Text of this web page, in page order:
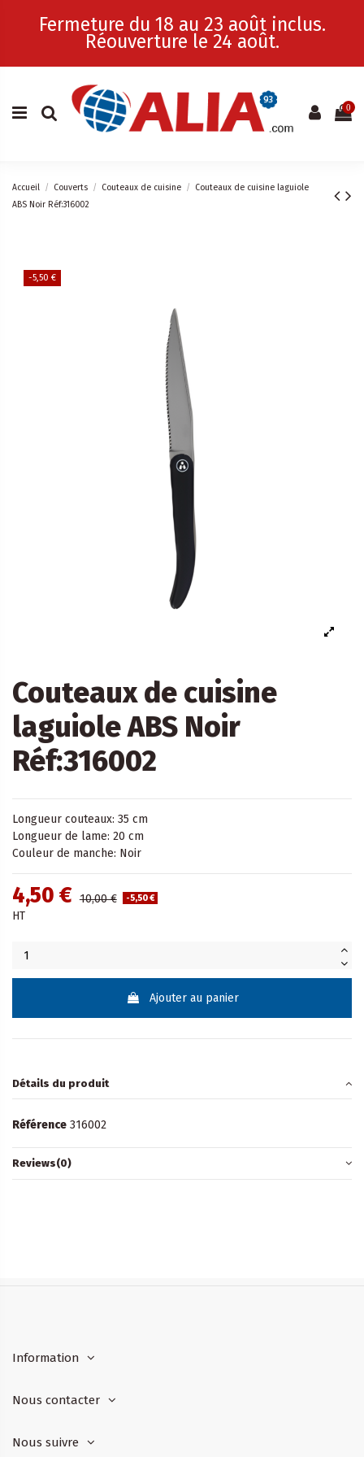
Fermeture du 18 au 23 août inclus.
Réouverture le 24 août.
0
Accueil Couverts Couteaux de cuisine
Couteaux de cuisine laguiole
ABS Noir Réf:316002
-5,50 €
Couteaux de cuisine
laguiole ABS Noir
Réf:316002
Longueur couteaux: 35 cm
Longueur de lame: 20 cm
Couleur de manche: Noir
4,50 € 10,00 € -5,50 €
HT
Ajouter au panier
Détails du produit
Référence 316002
Reviews(0)
Information
Nous contacter
Nous suivre